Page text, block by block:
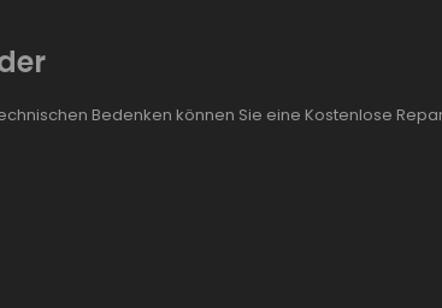
Bedenken können Sie eine Kostenlose